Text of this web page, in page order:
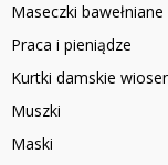
Maseczki bawełniane
Praca i pieniądze
Kurtki damskie
Muszki
Maski